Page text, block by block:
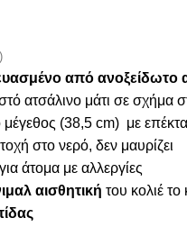
από ανοξείδωτο
ατσάλινο μάτι σε
(38,5 cm) με
στο νερό, δεν μαυρίζει
άτομα με αλλεργίες
αισθητική του κολιέ το